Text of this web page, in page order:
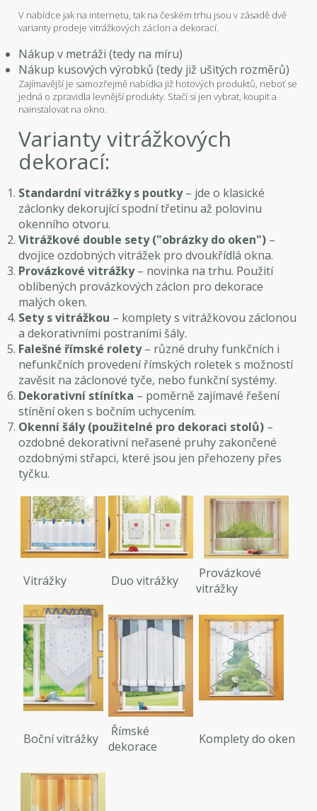
V nabídce jak na internetu, tak na českém trhu jsou v zásadě dvě
varianty prodeje vitrážkových záclon a dekorací.
Nákup v metráži (tedy na míru)
Nákup kusových výrobků (tedy již ušitých rozměrů)
Zajímavější je samozřejmě nabídka již hotových produktů, neboť se
jedná o zpravidla levnější produkty. Stačí si jen vybrat, koupit a
nainstalovat na okno.
Varianty vitrážkových
dekorací:
Standardní vitrážky s poutky– jde o klasické
záclonky dekorující spodní třetinu až polovinu
okenního otvoru.
Vitrážkové double sety ("obrázky do oken") –
dvojice ozdobných vitrážek pro dvoukřídlá okna.
Provázkové vitrážky– novinka na trhu. Použití
oblíbených provázkových záclon pro dekorace
malých oken.
Sety s vitrážkou – komplety s vitrážkovou záclonou
a dekorativními postraními šály.
Falešné římské rolety– různé druhy funkčních i
nefunkčních provedení římských roletek s možností
zavěsit na záclonové tyče, nebo funkční systémy.
Dekorativní stínítka – poměrně zajímavé řešení
stínění oken s bočním uchycením.
Okenní šály (použitelné pro dekoraci stolů) –
ozdobné dekorativní neřasené pruhy zakončené
ozdobnými střapci, které jsou jen přehozeny přes
tyčku.
Vitrážky Duo vitrážky
Provázkové
vitrážky
Boční vitrážky
Římské
dekorace
Komplety do oken